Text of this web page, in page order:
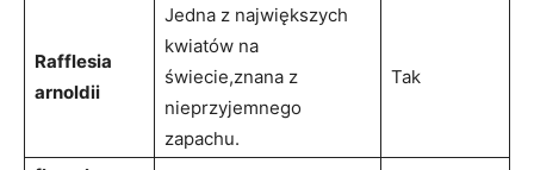
Rafflesia
arnoldii
Jedna z największych
kwiatów na
⁢świecie,znana z
nieprzyjemnego
zapachu.
Tak